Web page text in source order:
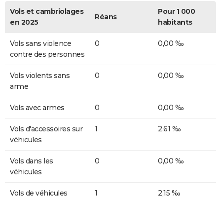
Vols et cambriolages
en 2025
Réans
Pour 1 000
habitants
Vols sans violence
contre des personnes
0 0,00 ‰
Vols violents sans
arme
0 0,00 ‰
Vols avec armes 0 0,00 ‰
Vols d'accessoires sur
véhicules
1 2,61 ‰
Vols dans les
véhicules
0 0,00 ‰
Vols de véhicules 1 2,15 ‰